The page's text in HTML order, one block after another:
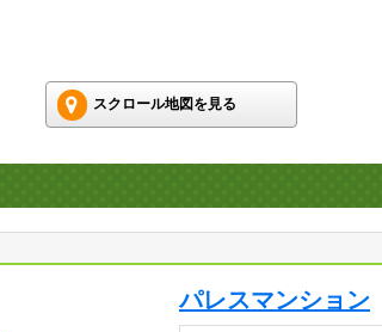
スクロール地図を見る
パレスマンション